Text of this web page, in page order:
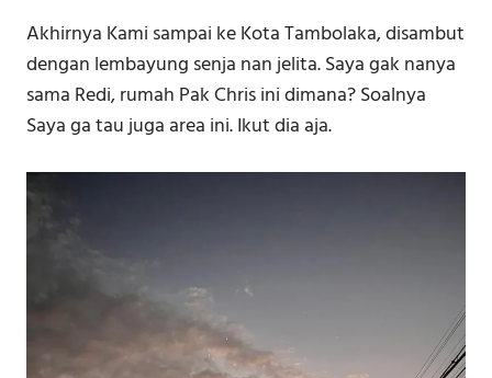
Akhirnya Kami sampai ke Kota Tambolaka, disambut
dengan lembayung senja nan jelita. Saya gak nanya
sama Redi, rumah Pak Chris ini dimana? Soalnya
Saya ga tau juga area ini. Ikut dia aja.